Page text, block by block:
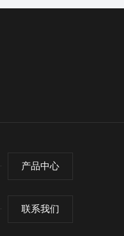
产品中心
联系我们